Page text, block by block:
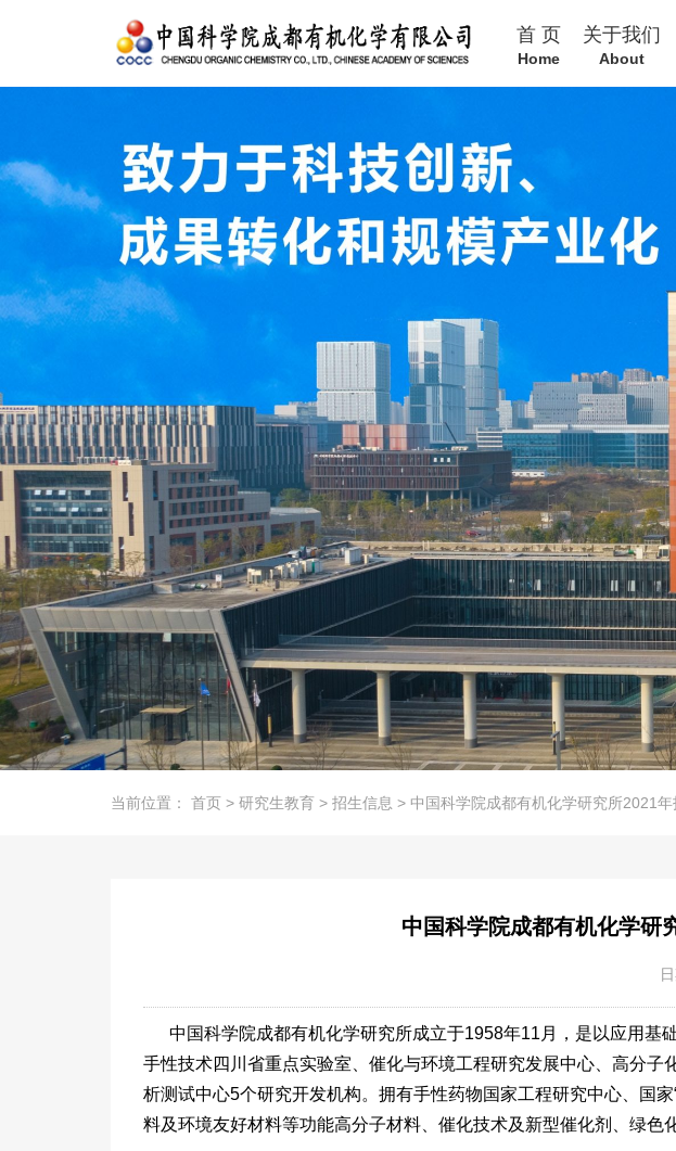
首 页
Home
关于我们
About
当前位置： 首页 > 研究生教育 > 招生信息 > 中国科学院成都有机化学研究所2021
中国科学院成都有机化学研
中国科学院成都有机化学研究所成立于1958年11月，是以应用基
手性技术四川省重点实验室、催化与环境工程研究发展中心、高分
析测试中心5个研究开发机构。拥有手性药物国家工程研究中心、国
料及环境友好材料等功能高分子材料、催化技术及新型催化剂、绿色